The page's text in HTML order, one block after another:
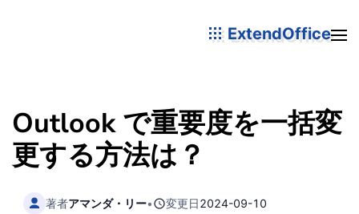
ExtendOffice
Outlook で重要度を一括変
更する方法は？
著者アマンダ・リー• 変更日2024-09-10